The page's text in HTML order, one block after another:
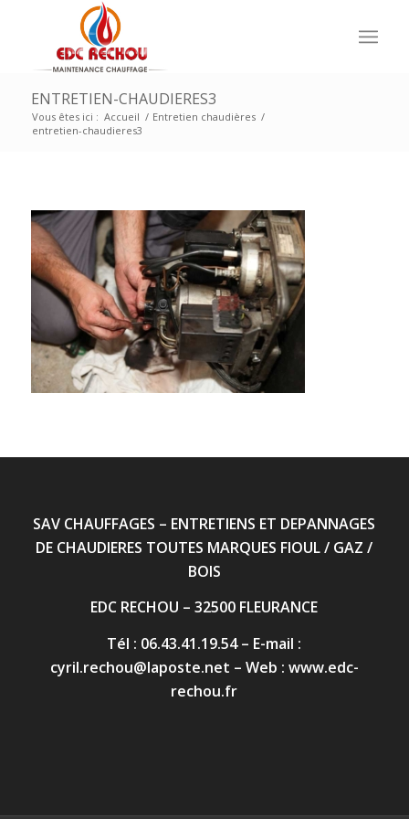
ENTRETIEN-CHAUDIERES3
Vous êtes ici : Accueil / Entretien chaudières /
entretien-chaudieres3
SAV CHAUFFAGES – ENTRETIENS ET DEPANNAGES
DE CHAUDIERES TOUTES MARQUES FIOUL / GAZ /
BOIS
EDC RECHOU – 32500 FLEURANCE
Tél : 06.43.41.19.54 – E-mail :
cyril.rechou@laposte.net – Web : www.edc-
rechou.fr